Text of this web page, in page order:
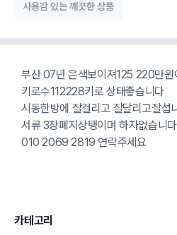
사용감 있는 깨끗한 상품
부산 07년 은색보이져125 220만원
키로수112228키로 상태좋습니다
시동한방에 잘걸리고 잘달리고잘섭
서류 3장폐지상탱이며 하자없습니다
010 2069 2819 연락주세요
카테고리